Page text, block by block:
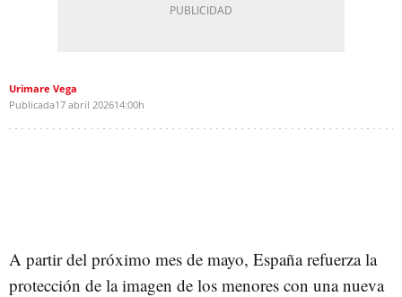
Urimare Vega
Publicada17 abril 202614:00h
A partir del próximo mes de mayo, España refuerza la
protección de la imagen de los menores con una nueva